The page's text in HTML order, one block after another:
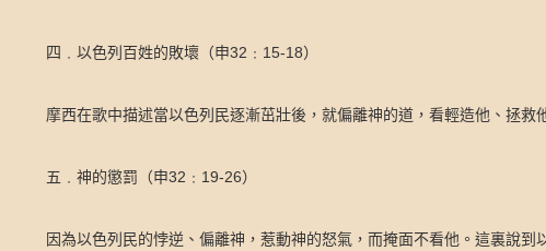
四﹒以色列百姓的敗壞（申32 ﹕ 15-18）
摩西在歌中描述當以色列民逐漸茁壯後，就偏離神的道，看輕造他、拯救
五﹒神的懲罰（申32 ﹕ 19-26）
因為以色列民的悖逆、偏離神，惹動神的怒氣，而掩面不看他。這裏說